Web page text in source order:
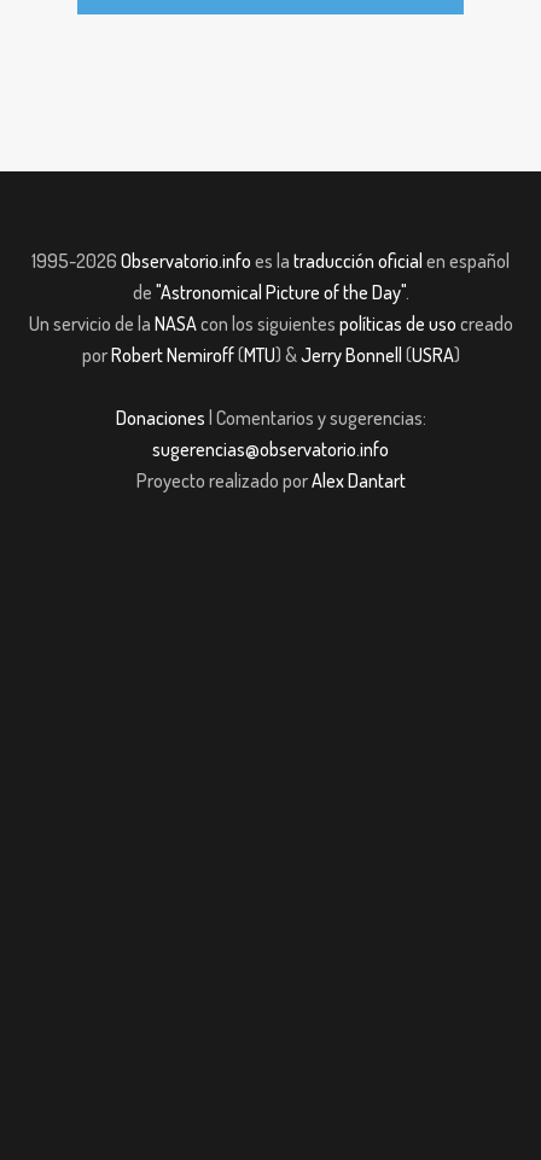
1995-2026 Observatorio.info es la traducción oficial en español
de "Astronomical Picture of the Day".
Un servicio de la NASAcon los siguientes políticas de uso creado
porRobert Nemiroff(MTU) &Jerry Bonnell (USRA)
Donaciones | Comentarios y sugerencias:
sugerencias@observatorio.info
Proyecto realizado porAlex Dantart